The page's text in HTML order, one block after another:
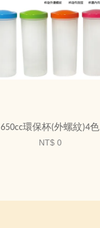
650cc環保杯(外螺紋)4色
NT$ 0